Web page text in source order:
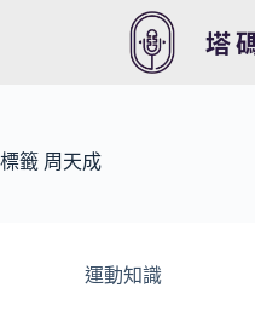
容
標籤 周天成
運動知識